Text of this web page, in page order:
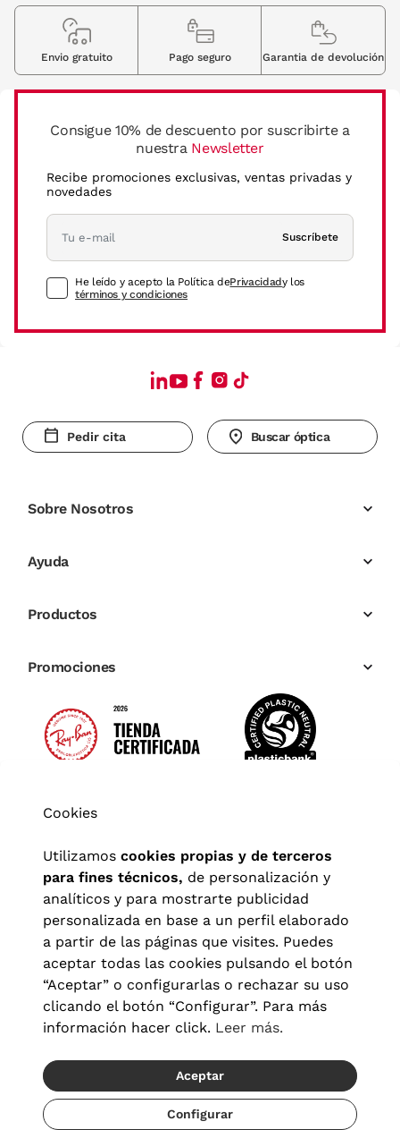
Recíbelo del 18/08 al 20/08
Consigue 10% de descuento por suscribirte a
nuestra Newsletter
Recibe promociones exclusivas, ventas privadas y
novedades
Suscríbete
He leído y acepto la Política dePrivacidady los
términos y condiciones
Envio gratuito Pago seguro Garantia de devolución
Pedir cita Buscar óptica
Sobre Nosotros
Ayuda
Productos
Promociones
Aviso legal| Política de privacidad Términos y condiciones
Política de cookies|Configuración de cookies
© 2026 Visionlab España
Cookies
Utilizamos cookies propias y de terceros
para fines técnicos, de personalización y
analíticos y para mostrarte publicidad
personalizada en base a un perfil elaborado
a partir de las páginas que visites. Puedes
aceptar todas las cookies pulsando el botón
“Aceptar” o configurarlas o rechazar su uso
clicando el botón “Configurar”. Para más
información hacer click. Leer más.
Aceptar
Configurar